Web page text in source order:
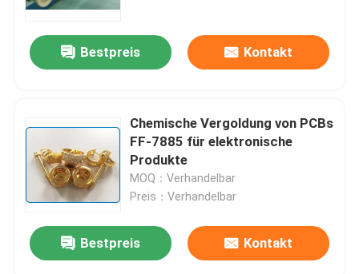
Bestpreis Kontakt
Chemische Vergoldung von PCBs
FF-7885 für elektronische
Produkte
MOQ：Verhandelbar
Preis：Verhandelbar
Bestpreis Kontakt